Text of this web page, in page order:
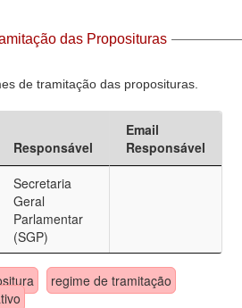
das Proposituras
de tramitação das proposituras.
Responsável
Email
Responsável
Secretaria
Geral
Parlamentar
(SGP)
regime de tramitação